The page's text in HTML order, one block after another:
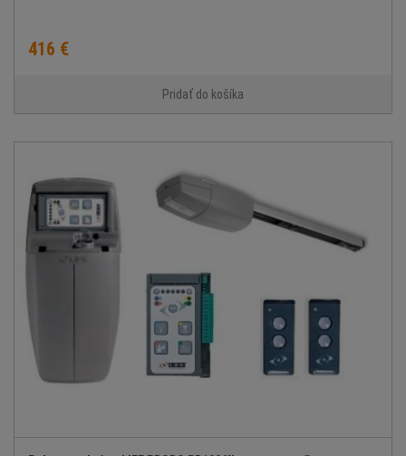
416 €
Pridať do košíka